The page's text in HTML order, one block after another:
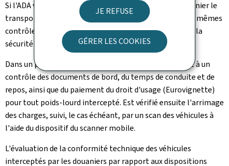
JE REFUSE
GÉRER LES COOKIES
Si l'ADA vise à contrôler d'un point de vue fiscal et douanier le
transport routier professionnel des marchandises, ces mêmes
contrôles contribuent également au renforcement de la
sécurité routière.
Dans un premier temps, les agents de l'ADA procèdent à un
contrôle des documents de bord, du temps de conduite et de
repos, ainsi que du paiement du droit d'usage (Eurovignette)
pour tout poids-lourd intercepté. Est vérifié ensuite l'arrimage
des charges, suivi, le cas échéant, par un scan des véhicules à
l'aide du dispositif du scanner mobile.
L'évaluation de la conformité technique des véhicules
interceptés par les douaniers par rapport aux dispositions